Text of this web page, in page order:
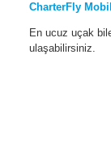
CharterFly
En ucuz uçak
ulaşabilirsiniz.